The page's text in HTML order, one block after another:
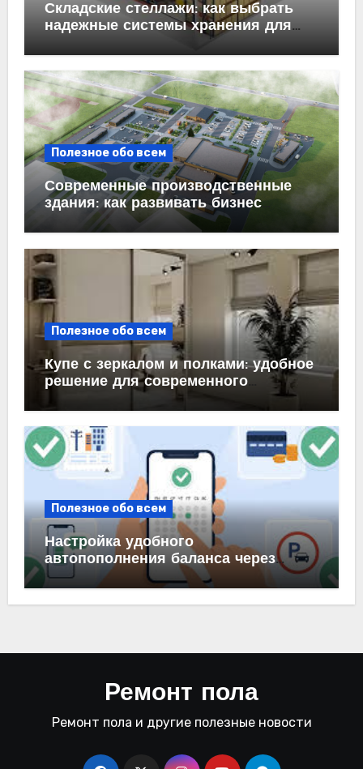
Складские стеллажи: как выбрать
надежные системы хранения для
Полезное обо всем
Современные производственные
здания: как развивать бизнес
эффективно
Полезное обо всем
Купе с зеркалом и полками: удобное
решение для современного
Полезное обо всем
Настройка удобного
автопополнения баланса через
автоплатеж на карте и в банке
Ремонт пола
Ремонт пола и другие полезные новости